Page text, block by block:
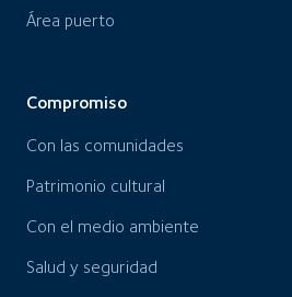
Área puerto
Compromiso
Con las comunidades
Patrimonio cultural
Con el medio ambiente
Salud y seguridad